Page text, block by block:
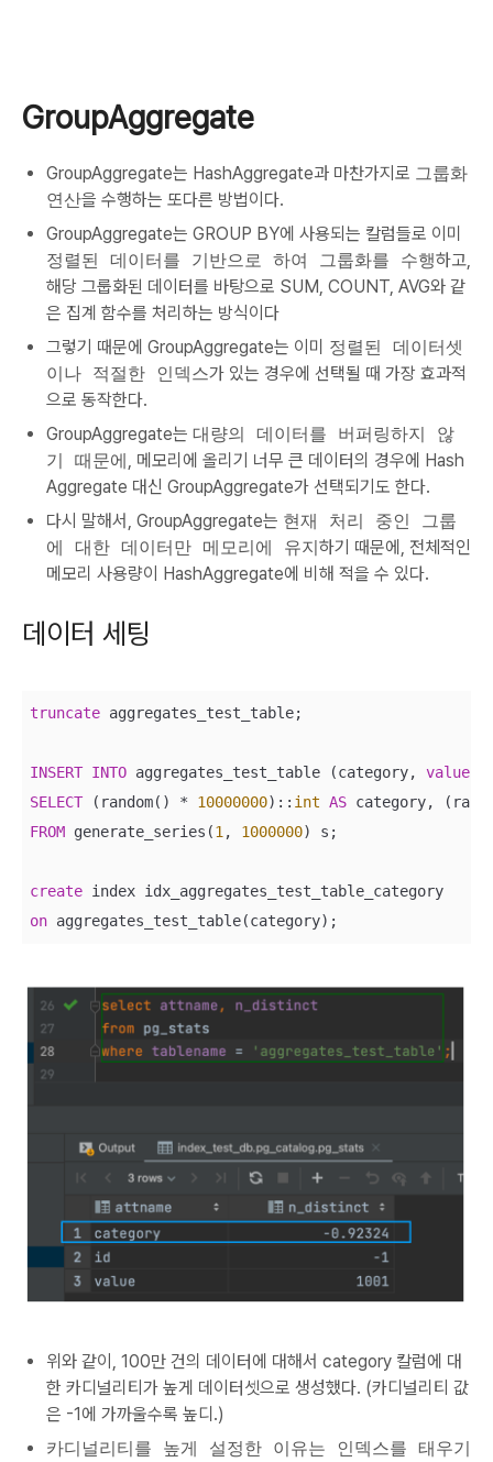
GroupAggregate
GroupAggregate는 HashAggregate과 마찬가지로 그룹화
연산을 수행하는 또다른 방법이다.
GroupAggregate는 GROUP BY에 사용되는 칼럼들로 이미
정렬된 데이터를 기반으로 하여 그룹화를 수행하고,
해당 그룹화된 데이터를 바탕으로 SUM, COUNT, AVG와 같
은 집계 함수를 처리하는 방식이다
그렇기 때문에 GroupAggregate는 이미 정렬된 데이터셋
이나 적절한 인덱스가 있는 경우에 선택될 때 가장 효과적
으로 동작한다.
GroupAggregate는 대량의 데이터를 버퍼링하지 않
기 때문에 , 메모리에 올리기 너무 큰 데이터의 경우에 Hash
Aggregate 대신 GroupAggregate가 선택되기도 한다.
다시 말해서, GroupAggregate는 현재 처리 중인 그룹
에 대한 데이터만 메모리에 유지하기 때문에, 전체적인
메모리 사용량이 HashAggregate에 비해 적을 수 있다.
데이터 세팅
truncate aggregates_test_table;
INSERT INTO aggregates_test_table (category, value
SELECT (random() * 10000000):: int AS category,
FROM generate_series(1 , 1000000) s;
create
on aggregates_test_table(category);
위와 같이, 100만 건의 데이터에 대해서 category 칼럼에 대
한 카디널리티가 높게 데이터셋으로 생성했다. (카디널리티 값
은 -1에 가까울수록 높디.)
카디널리티를 높게 설정한 이유는 인덱스를 태우기